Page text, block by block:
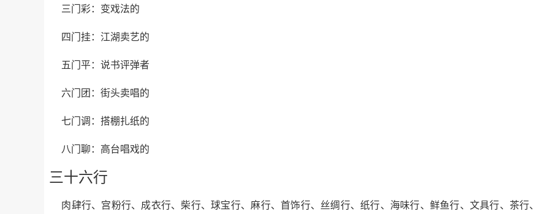
三门彩：变戏法的
四门挂：江湖卖艺的
五门平：说书评弹者
六门团：街头卖唱的
七门调：搭棚扎纸的
八门聊：高台唱戏的
三十六行
肉肆行、宫粉行、成衣行、柴行、球宝行、麻行、首饰行、丝绸行、纸行、海味行、鲜鱼行、文具行、茶行、